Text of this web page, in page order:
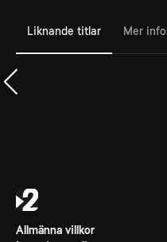
Liknande titlar Mer info
Allmänna villkor